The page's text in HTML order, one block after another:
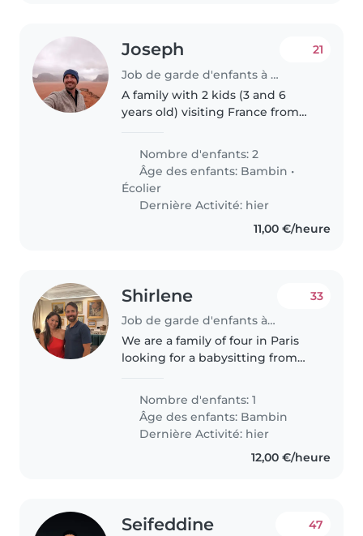
Joseph
Job de garde d'enfants à Paris
21
A family with 2 kids (3 and 6
years old) visiting France from
Nombre d'enfants: 2
Âge des enfants: Bambin •
Écolier
Dernière Activité: hier
11,00 €/heure
Shirlene
Job de garde d'enfants à Paris
33
We are a family of four in Paris
looking for a babysitting from
looking for a few hours daytime
or evening. If you are able to
commit to helping us for..
Nombre d'enfants: 1
Âge des enfants: Bambin
Dernière Activité: hier
12,00 €/heure
Seifeddine 47